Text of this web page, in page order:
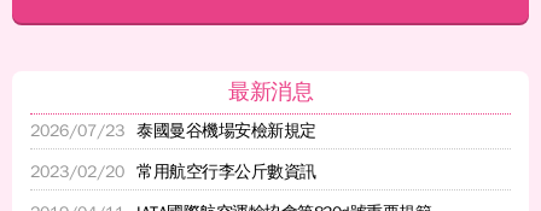
最新消息
2026/07/23 泰國曼谷機場安檢新規定
2023/02/20 常用航空行李公斤數資訊